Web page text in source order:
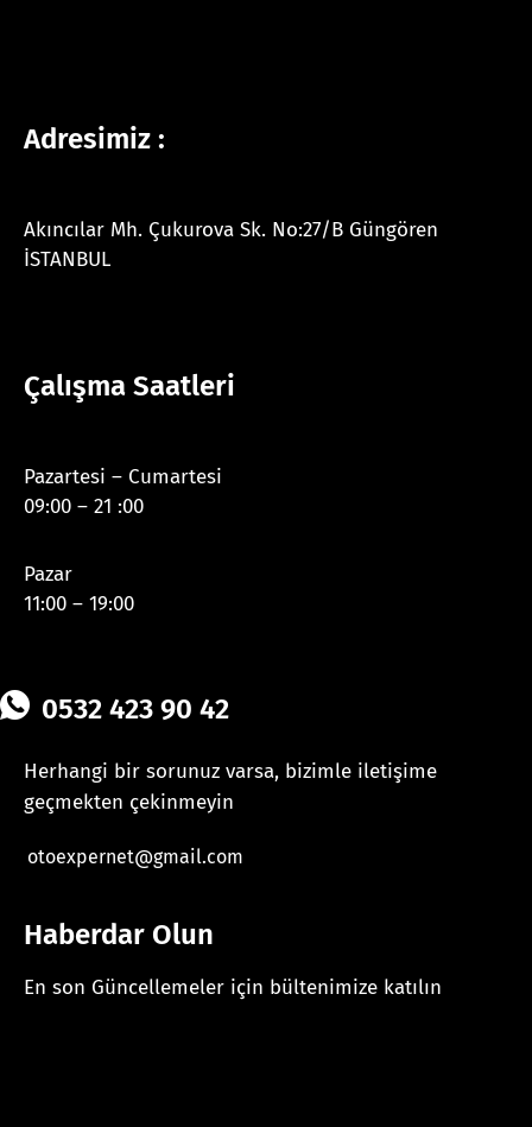
Adresimiz :
Akıncılar Mh. Çukurova Sk. No:27/B Güngören
İSTANBUL
Çalışma Saatleri
Pazartesi – Cumartesi
09:00 – 21 :00
Pazar
11:00 – 19:00
0532 423 90 42
Herhangi bir sorunuz varsa, bizimle iletişime
geçmekten çekinmeyin
otoexpernet@gmail.com
Haberdar Olun
En son Güncellemeler için bültenimize katılın